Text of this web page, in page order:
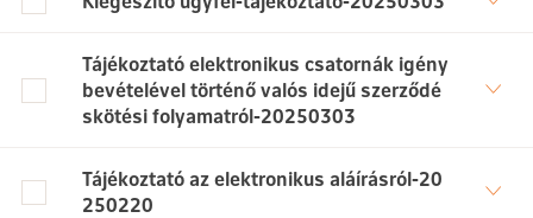
Tájékoztató elektronikus csatornák igény
bevételével történő valós idejű szerződé
skötési folyamatról-20250303
Tájékoztató az elektronikus aláírásról-20
250220